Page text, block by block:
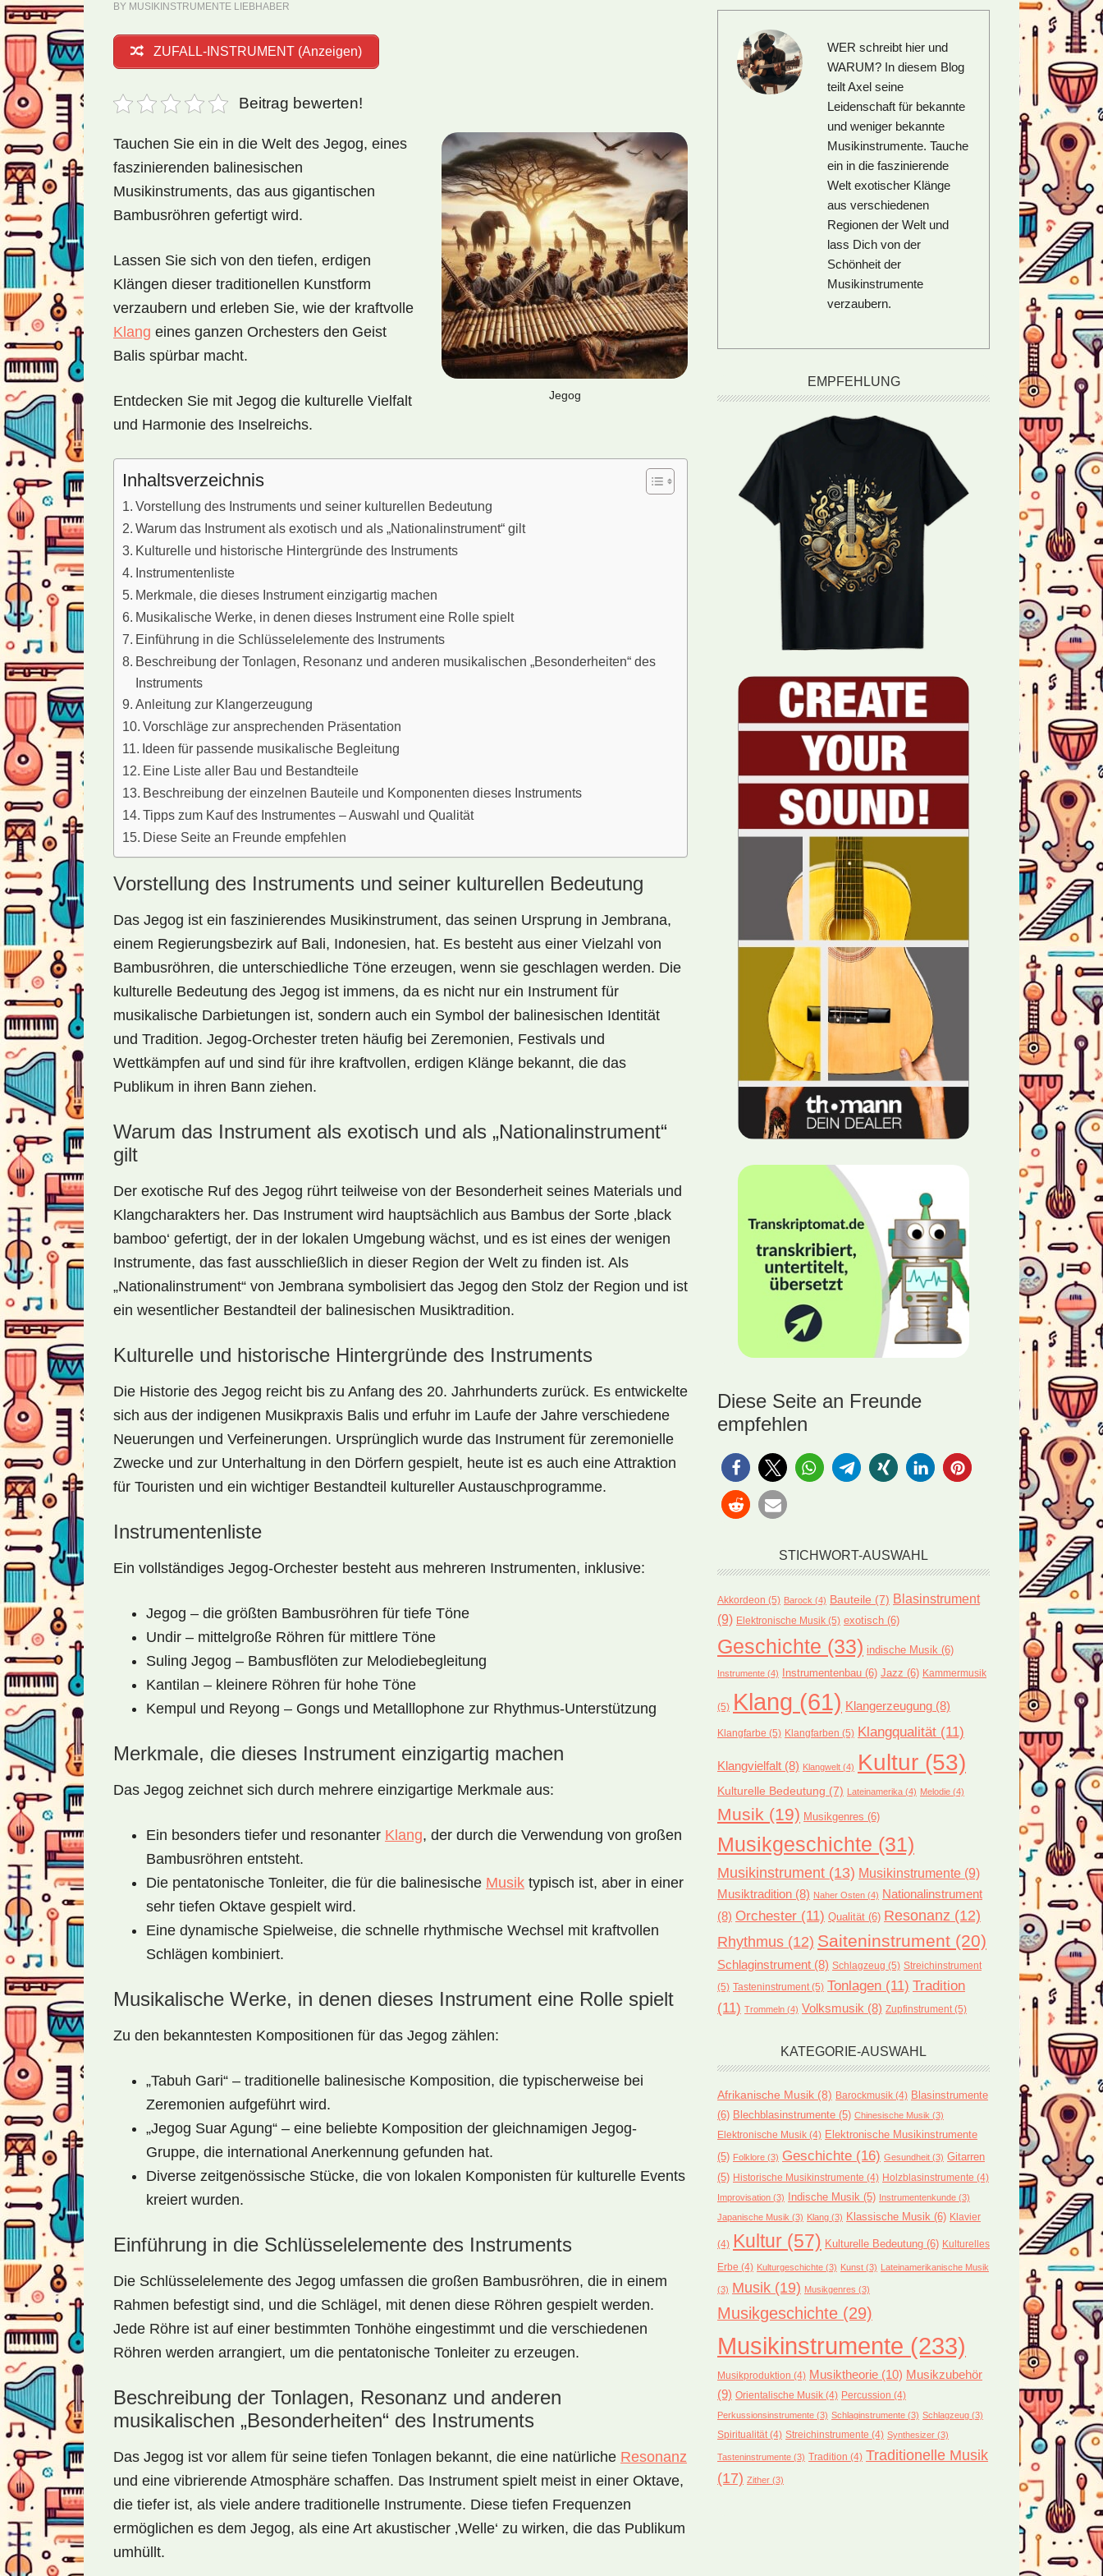
BY MUSIKINSTRUMENTE LIEBHABER
ZUFALL-INSTRUMENT (Anzeigen)
Beitrag bewerten!
Jegog
Tauchen Sie ein in die Welt des Jegog, eines
faszinierenden balinesischen
Musikinstruments, das aus gigantischen
Bambusröhren gefertigt wird.
Lassen Sie sich von den tiefen, erdigen
Klängen dieser traditionellen Kunstform
verzaubern und erleben Sie, wie der kraftvolle
Klang eines ganzen Orchesters den Geist
Balis spürbar macht.
Entdecken Sie mit Jegog die kulturelle Vielfalt
und Harmonie des Inselreichs.
Inhaltsverzeichnis
Vorstellung des Instruments und seiner kulturellen Bedeutung
Warum das Instrument als exotisch und als „Nationalinstrument“ gilt
Kulturelle und historische Hintergründe des Instruments
Instrumentenliste
Merkmale, die dieses Instrument einzigartig machen
Musikalische Werke, in denen dieses Instrument eine Rolle spielt
Einführung in die Schlüsselelemente des Instruments
Beschreibung der Tonlagen, Resonanz und anderen musikalischen „Besonderheiten“ des
Instruments
Anleitung zur Klangerzeugung
Vorschläge zur ansprechenden Präsentation
Ideen für passende musikalische Begleitung
Eine Liste aller Bau und Bestandteile
Beschreibung der einzelnen Bauteile und Komponenten dieses Instruments
Tipps zum Kauf des Instrumentes – Auswahl und Qualität
Diese Seite an Freunde empfehlen
Vorstellung des Instruments und seiner kulturellen Bedeutung
Das Jegog ist ein faszinierendes Musikinstrument, das seinen Ursprung in Jembrana,
einem Regierungsbezirk auf Bali, Indonesien, hat. Es besteht aus einer Vielzahl von
Bambusröhren, die unterschiedliche Töne erzeugen, wenn sie geschlagen werden. Die
kulturelle Bedeutung des Jegog ist immens, da es nicht nur ein Instrument für
musikalische Darbietungen ist, sondern auch ein Symbol der balinesischen Identität
und Tradition. Jegog-Orchester treten häufig bei Zeremonien, Festivals und
Wettkämpfen auf und sind für ihre kraftvollen, erdigen Klänge bekannt, die das
Publikum in ihren Bann ziehen.
Warum das Instrument als exotisch und als „Nationalinstrument“
gilt
Der exotische Ruf des Jegog rührt teilweise von der Besonderheit seines Materials und
Klangcharakters her. Das Instrument wird hauptsächlich aus Bambus der Sorte ‚black
bamboo‘ gefertigt, der in der lokalen Umgebung wächst, und es ist eines der wenigen
Instrumente, das fast ausschließlich in dieser Region der Welt zu finden ist. Als
„Nationalinstrument“ von Jembrana symbolisiert das Jegog den Stolz der Region und ist
ein wesentlicher Bestandteil der balinesischen Musiktradition.
Kulturelle und historische Hintergründe des Instruments
Die Historie des Jegog reicht bis zu Anfang des 20. Jahrhunderts zurück. Es entwickelte
sich aus der indigenen Musikpraxis Balis und erfuhr im Laufe der Jahre verschiedene
Neuerungen und Verfeinerungen. Ursprünglich wurde das Instrument für zeremonielle
Zwecke und zur Unterhaltung in den Dörfern gespielt, heute ist es auch eine Attraktion
für Touristen und ein wichtiger Bestandteil kultureller Austauschprogramme.
Instrumentenliste
Ein vollständiges Jegog-Orchester besteht aus mehreren Instrumenten, inklusive:
Jegog – die größten Bambusröhren für tiefe Töne
Undir – mittelgroße Röhren für mittlere Töne
Suling Jegog – Bambusflöten zur Melodiebegleitung
Kantilan – kleinere Röhren für hohe Töne
Kempul und Reyong – Gongs und Metalllophone zur Rhythmus-Unterstützung
Merkmale, die dieses Instrument einzigartig machen
Das Jegog zeichnet sich durch mehrere einzigartige Merkmale aus:
Ein besonders tiefer und resonanter Klang, der durch die Verwendung von großen
Bambusröhren entsteht.
Die pentatonische Tonleiter, die für die balinesische Musik typisch ist, aber in einer
sehr tiefen Oktave gespielt wird.
Eine dynamische Spielweise, die schnelle rhythmische Wechsel mit kraftvollen
Schlägen kombiniert.
Musikalische Werke, in denen dieses Instrument eine Rolle spielt
Zu den bekanntesten Kompositionen für das Jegog zählen:
„Tabuh Gari“ – traditionelle balinesische Komposition, die typischerweise bei
Zeremonien aufgeführt wird.
„Jegog Suar Agung“ – eine beliebte Komposition der gleichnamigen Jegog-
Gruppe, die international Anerkennung gefunden hat.
Diverse zeitgenössische Stücke, die von lokalen Komponisten für kulturelle Events
kreiert wurden.
Einführung in die Schlüsselelemente des Instruments
Die Schlüsselelemente des Jegog umfassen die großen Bambusröhren, die in einem
Rahmen befestigt sind, und die Schlägel, mit denen diese Röhren gespielt werden.
Jede Röhre ist auf einer bestimmten Tonhöhe eingestimmt und die verschiedenen
Röhren werden arrangiert, um die pentatonische Tonleiter zu erzeugen.
Beschreibung der Tonlagen, Resonanz und anderen
musikalischen „Besonderheiten“ des Instruments
Das Jegog ist vor allem für seine tiefen Tonlagen bekannt, die eine natürliche Resonanz
und eine vibrierende Atmosphäre schaffen. Das Instrument spielt meist in einer Oktave,
die tiefer ist, als viele andere traditionelle Instrumente. Diese tiefen Frequenzen
ermöglichen es dem Jegog, als eine Art akustischer ‚Welle‘ zu wirken, die das Publikum
umhüllt.
WER schreibt hier und
WARUM?In diesem Blog
teilt Axel seine
Leidenschaft für bekannte
und weniger bekannte
Musikinstrumente. Tauche
ein in die faszinierende
Welt exotischer Klänge
aus verschiedenen
Regionen der Welt und
lass Dich von der
Schönheit der
Musikinstrumente
verzaubern.
EMPFEHLUNG
Diese Seite an Freunde
empfehlen
STICHWORT-AUSWAHL
Akkordeon (5) Barock (4) Bauteile (7) Blasinstrument
(9) Elektronische Musik (5) exotisch (6)
Geschichte (33) indische Musik (6)
Instrumente (4) Instrumentenbau (6) Jazz (6) Kammermusik
(5) Klang (61) Klangerzeugung (8)
Klangfarbe (5) Klangfarben (5) Klangqualität (11)
Klangvielfalt (8) Klangwelt (4) Kultur (53)
Kulturelle Bedeutung (7) Lateinamerika (4) Melodie (4)
Musik (19) Musikgenres (6)
Musikgeschichte (31)
Musikinstrument (13) Musikinstrumente (9)
Musiktradition (8) Naher Osten (4) Nationalinstrument
(8) Orchester (11) Qualität (6) Resonanz (12)
Rhythmus (12) Saiteninstrument (20)
Schlaginstrument (8) Schlagzeug (5) Streichinstrument
(5) Tasteninstrument(5) Tonlagen (11) Tradition
(11) Trommeln (4) Volksmusik (8) Zupfinstrument(5)
KATEGORIE-AUSWAHL
Afrikanische Musik (8) Barockmusik (4) Blasinstrumente
(6) Blechblasinstrumente (5) Chinesische Musik (3)
Elektronische Musik (4) Elektronische Musikinstrumente
(5) Folklore (3) Geschichte (16) Gesundheit (3) Gitarren
(5) Historische Musikinstrumente (4) Holzblasinstrumente (4)
Improvisation (3) Indische Musik (5) Instrumentenkunde (3)
Japanische Musik (3) Klang (3) Klassische Musik (6) Klavier
(4) Kultur (57) Kulturelle Bedeutung (6) Kulturelles
Erbe (4) Kulturgeschichte (3) Kunst (3) Lateinamerikanische Musik
(3) Musik (19) Musikgenres (3)
Musikgeschichte (29)
Musikinstrumente (233)
Musikproduktion (4) Musiktheorie (10) Musikzubehör
(9) Orientalische Musik (4) Percussion (4)
Perkussionsinstrumente (3) Schlaginstrumente (3) Schlagzeug (3)
Spiritualität (4) Streichinstrumente (4) Synthesizer (3)
Tasteninstrumente (3) Tradition (4) Traditionelle Musik
(17) Zither (3)